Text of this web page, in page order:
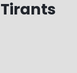
Tirants